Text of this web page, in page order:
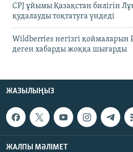
CPJ ұйымы Қазақстан билігін
қудалауды тоқтатуға үндеді
Wildberries негізгі қоймаларын
деген хабарды жоққа шығарды
ЖАЗЫЛЫҢЫЗ
ЖАЛПЫ МӘЛІМЕТ